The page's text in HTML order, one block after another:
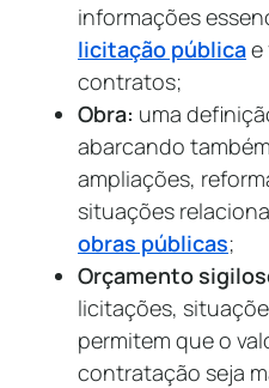
informações
licitação públicae
contratos;
Obra: uma
abarcando
ampliações,
situações
obras públicas;
Orçamento
licitações,
permitem que o
contratação seja